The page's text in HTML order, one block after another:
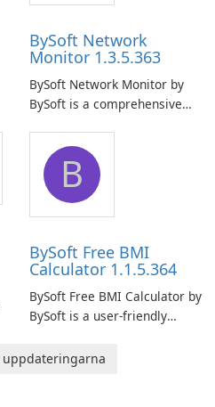
BySoft Network
Monitor 1.3.5.363
BySoft Network Monitor by
BySoft is a comprehensive
designed to help businesses
effectively manage their
network infrastructure.
B
BySoft Free BMI
Calculator 1.1.5.364
BySoft Free BMI Calculator by
BySoft is a user-friendly
designed to help you
uppdateringarna